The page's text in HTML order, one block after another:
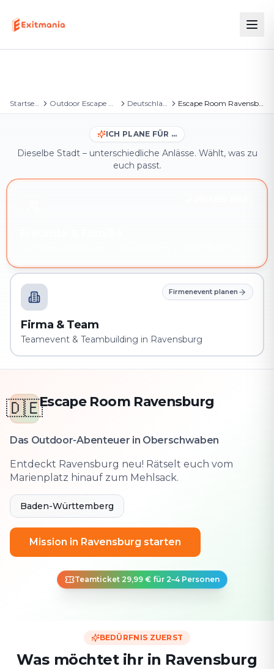
Startseite Outdoor Escape Games Deutschland Escape Room Ravensburg
ICH PLANE FÜR …
Dieselbe Stadt – unterschiedliche Anlässe. Wählt, was zu
euch passt.
Firmenevent planen
Firma & Team
Teamevent & Teambuilding in Ravensburg
🇩🇪Escape Room Ravensburg
Das Outdoor-Abenteuer in Oberschwaben
Entdeckt Ravensburg neu! Rätselt euch vom
Marienplatz hinauf zum Mehlsack.
Baden-Württemberg
Mission in Ravensburg starten
Teamticket 29,99 € für 2–4 Personen
BEDÜRFNIS ZUERST
Was möchtet ihr in Ravensburg